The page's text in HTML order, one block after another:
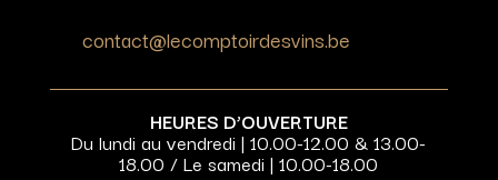
contact@lecomptoirdesvins.be
HEURES D’OUVERTURE
Du lundi au vendredi | 10.00-12.00 & 13.00-
18.00 / Le samedi | 10.00-18.00